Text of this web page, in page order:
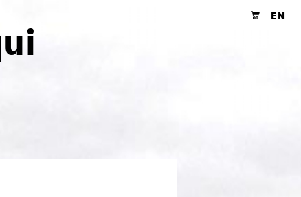
Shopping cart
EN